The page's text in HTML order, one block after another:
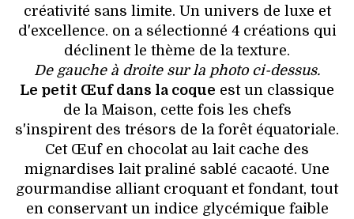
créativité sans limite. Un univers de luxe et
d'excellence. on a sélectionné 4 créations qui
déclinent le thème de la texture.
De gauche à droite sur la photo ci-dessus.
Le petit Œuf dans la coque est un classique
de la Maison, cette fois les chefs
s'inspirent des trésors de la forêt équatoriale.
Cet Œuf en chocolat au lait cache des
mignardises lait praliné sablé cacaoté. Une
gourmandise alliant croquant et fondant, tout
en conservant un indice glycémique faible